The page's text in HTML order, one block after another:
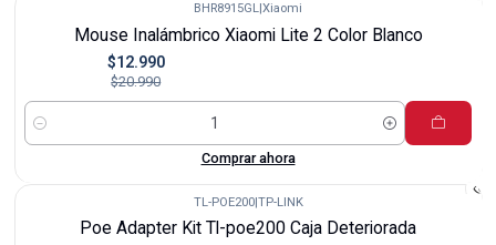
BHR8915GL Xiaomi
Mouse Inalámbrico Xiaomi Lite 2 Color Blanco
$12.990
$20.990
Cantidad
Comprar ahora
TL-POE200|TP-LINK
Poe Adapter Kit Tl-poe200 Caja Deteriorada